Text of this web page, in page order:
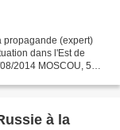
propagande (expert)
dans l'Est de
2014 MOSCOU, 5
à la